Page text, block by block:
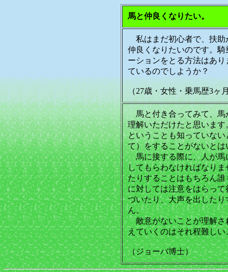
馬と仲良くなりたい。
私はまだ初心者で、扶助
仲良くなりたいのです。
ーションをとる方法はあ
ているのでしようか？
（27歳・女性・乗馬歴3ヶ
馬と付き合ってみて、馬
理解いただけたと思いま
ということも知っていな
て）をすることがないとは
馬に接する際に、人が馬
してもらわなければなり
たりすることはもちろん
に対しては注意をはらっ
づいたり、大声を出した
ん。
敵意がないことが理解さ
えていくのはそれ程難し
（ジョーバ博士）